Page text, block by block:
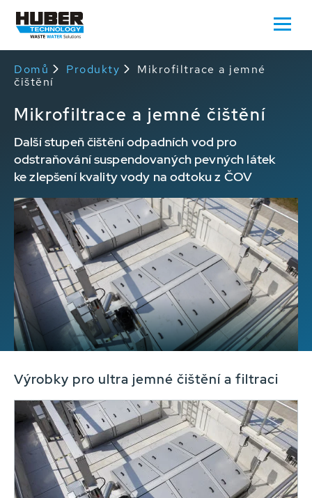
Domů Produkty
Mikrofiltrace a jemné
čištění
Mikrofiltrace a jemné čištění
Další stupeň čištění odpadních vod pro
odstraňování suspendovaných pevných látek
ke zlepšení kvality vody na odtoku z ČOV
Výrobky pro ultra jemné čištění a filtraci